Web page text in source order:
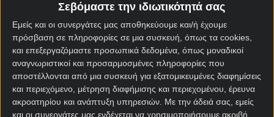
Σεβόμαστε την ιδιωτικότητά σας
Εμείς και οι συνεργάτες μας αποθηκεύουμε και/ή έχουμε
πρόσβαση σε πληροφορίες σε μια συσκευή, όπως τα cookies,
και επεξεργαζόμαστε προσωπικά δεδομένα, όπως μοναδικοί
αναγνωριστικοί και προσαρμοσμένες πληροφορίες που
αποστέλλονται από μια συσκευή για εξατομικευμένες διαφημίσεις
και περιεχόμενο, μέτρηση διαφήμισης και περιεχομένου, έρευνα
ακροατηρίου και ανάπτυξη υπηρεσιών. Με την άδειά σας, εμείς
και οι συνεργάτες μας ενδέχεται να χρησιμοποιήσουμε ακριβή
Κοιν. :
Πρόσθεσε το Footballbet.gr στην Google
ΣΤΟΙΧΗΜΑΤΙΚΕΣ ΠΡΟΣΦΟΡΕΣ *